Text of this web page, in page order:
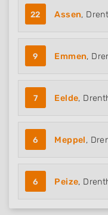
22 Assen,
9 Emmen,
7 Eelde,
6 Meppel,
6 Peize,